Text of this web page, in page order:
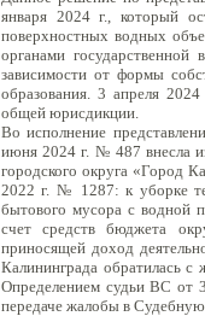
января 2024 г., который
поверхностных водных
органами
зависимости от формы
образования. 3 апреля
общей юрисдикции.
Во исполнение
июня 2024 г. № 487 внесла
городского округа «Город
2022 г. № 1287: к уборке
бытового мусора с водной
счет средств бюджета
приносящей доход
Калининграда обратилась
Определением судьи ВС от
передаче жалобы в